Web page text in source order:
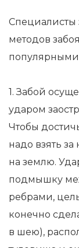
Специалисты
методов
популярными
1. Забой
ударом
Чтобы
надо взять
на землю.
подмышку
ребрами,
конечно
в шею),